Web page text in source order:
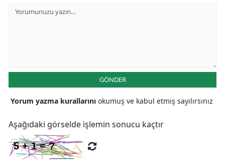
GÖNDER
Yorum yazma kurallarını okumuş ve kabul etmiş sayılırsınız
Aşağıdaki görselde işlemin sonucu kaçtır